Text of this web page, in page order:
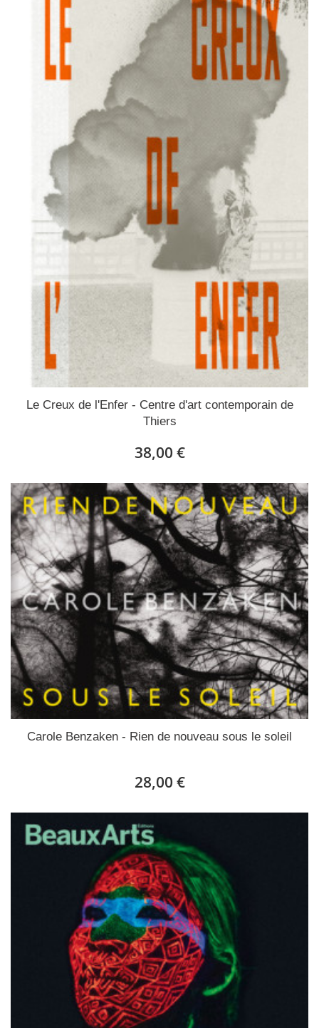
Le Creux de l'Enfer - Centre d'art contemporain de
Thiers
38,00 €
Carole Benzaken - Rien de nouveau sous le soleil
28,00 €